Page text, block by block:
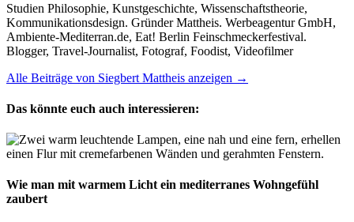
Studien Philosophie, Kunstgeschichte, Wissenschaftstheorie,
Kommunikationsdesign. Gründer Mattheis. Werbeagentur GmbH,
Ambiente-Mediterran.de, Eat! Berlin Feinschmeckerfestival.
Blogger, Travel-Journalist, Fotograf, Foodist, Videofilmer
Alle Beiträge von Siegbert Mattheis anzeigen →
Das könnte euch auch interessieren:
Wie man mit warmem Licht ein mediterranes Wohngefühl
zaubert